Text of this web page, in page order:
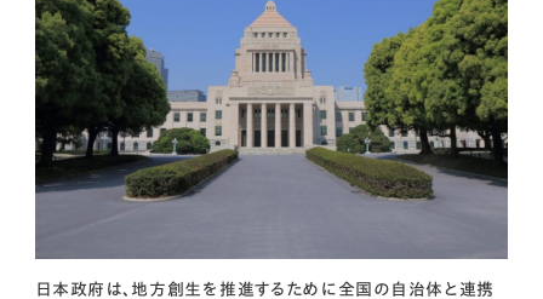
日本政府は、地方創生を推進するために全国の自治体と連携